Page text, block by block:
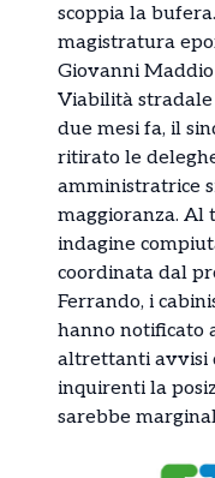
scoppia la
magistratura
Giovanni Maddio
Viabilità stradale
due mesi fa, il
ritirato le
amministratrice
maggioranza. Al
indagine
coordinata dal
Ferrando, i
hanno notificato
altrettanti avvisi
inquirenti la
sarebbe